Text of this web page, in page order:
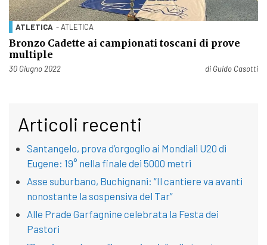
ATLETICA - ATLETICA
Bronzo Cadette ai campionati toscani di prove
multiple
Pubblicato il
30 Giugno 2022 di Guido Casotti
Articoli recenti
Santangelo, prova d’orgoglio ai Mondiali U20 di
Eugene: 19° nella finale dei 5000 metri
Asse suburbano, Buchignani: “Il cantiere va avanti
nonostante la sospensiva del Tar”
Alle Prade Garfagnine celebrata la Festa dei
Pastori